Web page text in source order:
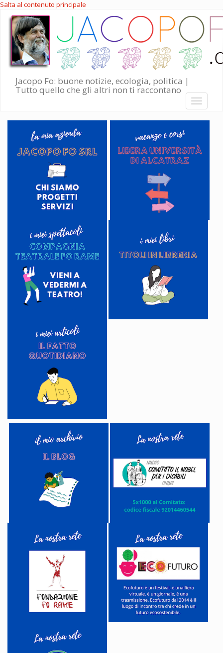
Salta al contenuto principale
Jacopo Fo: buone notizie, ecologia, politica |
Tutto quello che gli altri non ti raccontano
Toggle